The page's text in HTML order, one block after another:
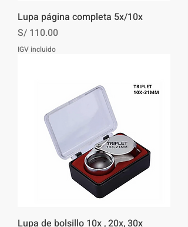
Lupa página completa 5x/10x
Precio
S/ 110.00
IGV incluido
Lupa de bolsillo 10x , 20x, 30x